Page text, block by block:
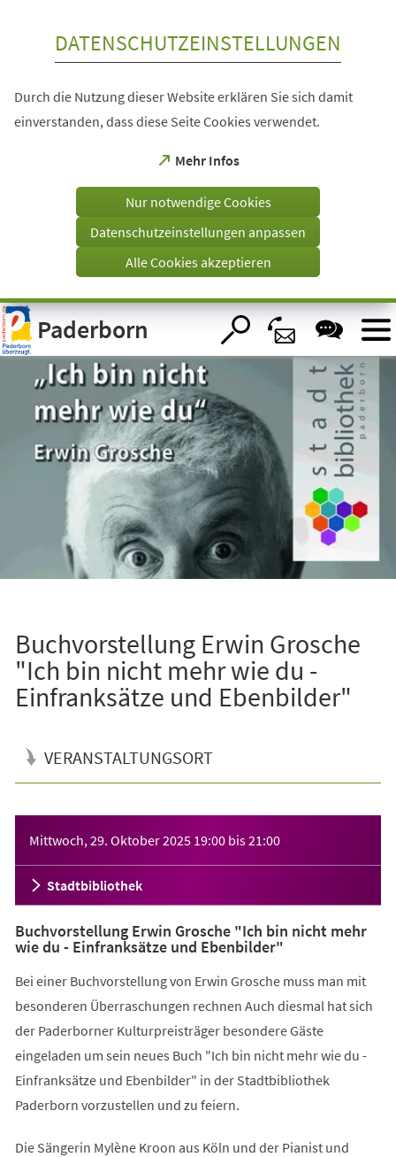
Visuelle
Assistenzsoftware
öffnen.
DATENSCHUTZEINSTELLUNGEN
Durch die Nutzung dieser Website erklären Sie sich damit
einverstanden, dass diese Seite Cookies verwendet.
Mehr Infos
(Öffnet
einem
Tab)
Nur notwendige Cookies
Datenschutzeinstellungen anpassen
Alle Cookies akzeptieren
Paderborn
Buchvorstellung Erwin Grosche
"Ich bin nicht mehr wie du -
Einfranksätze und Ebenbilder"
VERANSTALTUNGSORT
Mittwoch, 29. Oktober 2025 19:00 bis21:00
Stadtbibliothek
Buchvorstellung Erwin Grosche "Ich bin nicht mehr
wie du - Einfranksätze und Ebenbilder"
Bei einer Buchvorstellung von Erwin Grosche muss man mit
besonderen Überraschungen rechnen Auch diesmal hat sich
der Paderborner Kulturpreisträger besondere Gäste
eingeladen um sein neues Buch "Ich bin nicht mehr wie du -
Einfranksätze und Ebenbilder" in der Stadtbibliothek
Paderborn vorzustellen und zu feiern.
Die Sängerin Mylène Kroon aus Köln und der Pianist und